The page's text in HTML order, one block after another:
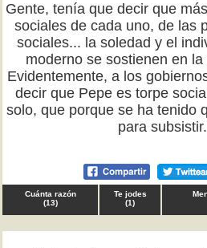
Gente, tenía que decir que
sociales de cada uno, de las
sociales... la soledad y el
moderno se sostienen en
Evidentemente, a los
decir que Pepe es torpe
solo, que porque se ha tenido
para
Cuánta razón
(13)
Te jodes
(1)